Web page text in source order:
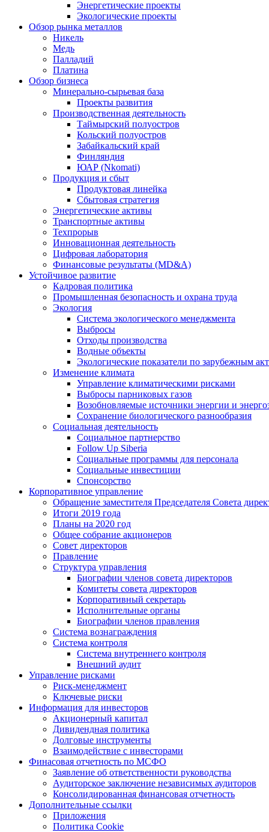
Энергетические проекты
Экологические проекты
Обзор рынка металлов
Никель
Медь
Палладий
Платина
Обзор бизнеса
Минерально-сырьевая база
Проекты развития
Производственная деятельность
Таймырский полуостров
Кольский полуостров
Забайкальский край
Финляндия
ЮАР (Nkomati)
Продукция и сбыт
Продуктовая линейка
Сбытовая стратегия
Энергетические активы
Транспортные активы
Техпрорыв
Инновационная деятельность
Цифровая лаборатория
Финансовые результаты (MD&A)
Устойчивое развитие
Кадровая политика
Промышленная безопасность и охрана труда
Экология
Система экологического менеджмента
Выбросы
Отходы производства
Водные объекты
Экологические показатели по зарубежным
Изменение климата
Управление климатическими рисками
Выбросы парниковых газов
Возобновляемые источники энергии и
Сохранение биологического разнообразия
Социальная деятельность
Социальное партнерство
Follow Up Siberia
Социальные программы для персонала
Социальные инвестиции
Спонсорство
Корпоративное управление
Обращение заместителя Председателя Совета
Итоги 2019 года
Планы на 2020 год
Общее собрание акционеров
Совет директоров
Правление
Структура управления
Биографии членов совета директоров
Комитеты совета директоров
Корпоративный секретарь
Исполнительные органы
Биографии членов правления
Система вознаграждения
Система контроля
Система внутреннего контроля
Внешний аудит
Управление рисками
Риск-менеджмент
Ключевые риски
Информация для инвесторов
Акционерный капитал
Дивидендная политика
Долговые инструменты
Взаимодействие с инвеcторами
Финасовая отчетность по МСФО
Заявление об ответственности руководства
Аудиторское заключение независимых аудиторов
Консолидированная финансовая отчетность
Дополнительные ссылки
Приложения
Политика Cookie